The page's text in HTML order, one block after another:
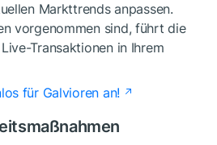
Markttrends anpassen.
vorgenommen sind, führt die
Transaktionen in Ihrem
für Galvioren an!